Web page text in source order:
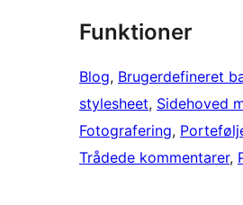
Funktioner
Blog, Brugerdefineret
stylesheet, Sidehoved
Fotografering,
Trådede kommentarer,